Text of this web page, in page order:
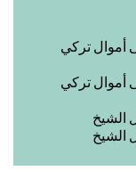
أموال تركي
أموال تركي
الشيخ
الشيخ